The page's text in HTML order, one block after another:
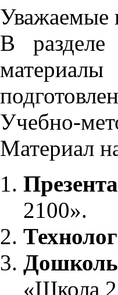
Уважаемые
В разделе
Учебно-
Материал
2100».
«Школа